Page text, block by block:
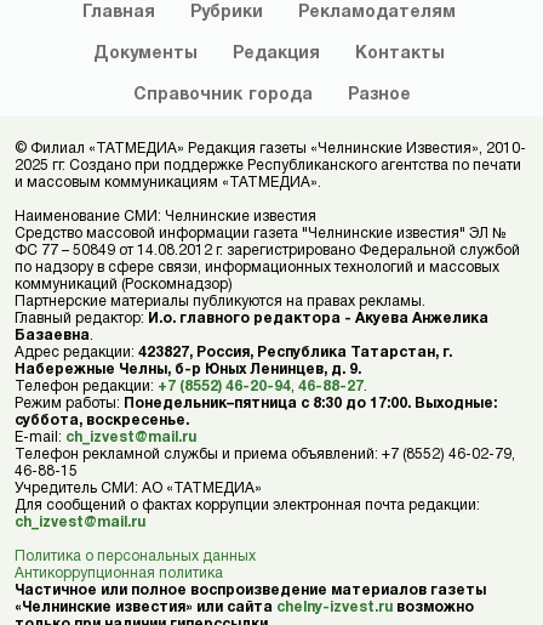
Главная Рубрики Рекламодателям
Документы Редакция Контакты
Справочник города Разное
© Филиал «ТАТМЕДИА» Редакция газеты «Челнинские Известия», 2010-
2025 гг. Создано при поддержке Республиканского агентства по печати
и массовым коммуникациям «ТАТМЕДИА».
Наименование СМИ: Челнинские известия
Средство массовой информации газета "Челнинские известия" ЭЛ №
ФС 77 – 50849 от 14.08.2012 г. зарегистрировано Федеральной службой
по надзору в сфере связи, информационных технологий и массовых
коммуникаций (Роскомнадзор)
Партнерские материалы публикуются на правах рекламы.
Главный редактор: И.о. главного редактора - Акуева Анжелика
Базаевна
Адрес редакции: 423827, Россия, Республика Татарстан, г.
Набережные Челны, б-р Юных Ленинцев, д. 9.
Телефон редакции: +7 (8552) 46-20-94 46-88-27
Режим работы: Понедельник–пятница с 8:30 до 17:00. Выходные:
суббота, воскресенье.
E-mail: ch_izvest@mail.ru
Телефон рекламной службы и приема объявлений: +7 (8552) 46-02-79,
46-88-15
Учредитель СМИ: АО «ТАТМЕДИА»
Для сообщений о фактах коррупции электронная почта редакции:
ch_izvest@mail.ru
Политика о персональных данных
Антикоррупционная политика
Частичное или полное воспроизведение материалов газеты
«Челнинские известия» или сайта chelny-izvest.ru возможно